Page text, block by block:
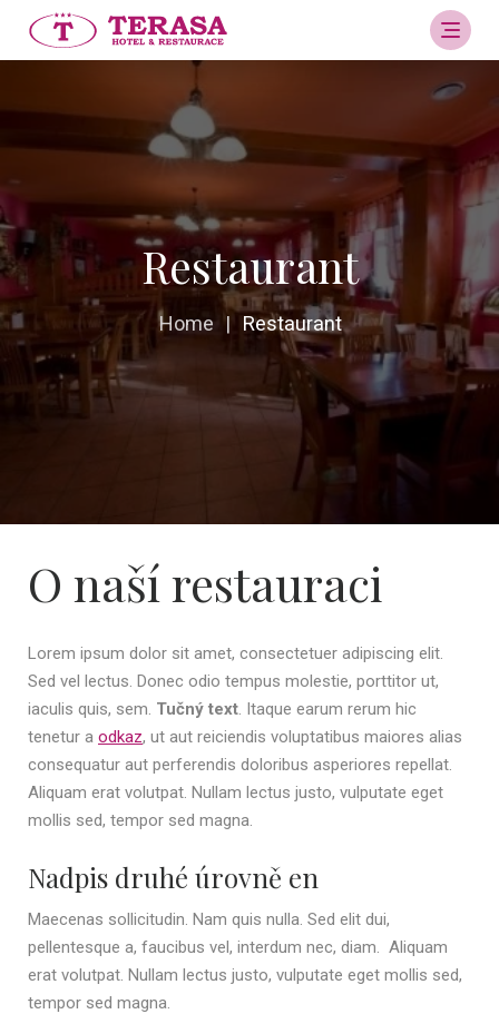
Restaurant
Home | Restaurant
O naší restauraci
Lorem ipsum dolor sit amet, consectetuer adipiscing elit.
Sed vel lectus. Donec odio tempus molestie, porttitor ut,
iaculis quis, sem. Tučný text. Itaque earum rerum hic
tenetur a odkaz, ut aut reiciendis voluptatibus maiores alias
consequatur aut perferendis doloribus asperiores repellat.
Aliquam erat volutpat. Nullam lectus justo, vulputate eget
mollis sed, tempor sed magna.
Nadpis druhé úrovně en
Maecenas sollicitudin. Nam quis nulla. Sed elit dui,
pellentesque a, faucibus vel, interdum nec, diam. Aliquam
erat volutpat. Nullam lectus justo, vulputate eget mollis sed,
tempor sed magna.